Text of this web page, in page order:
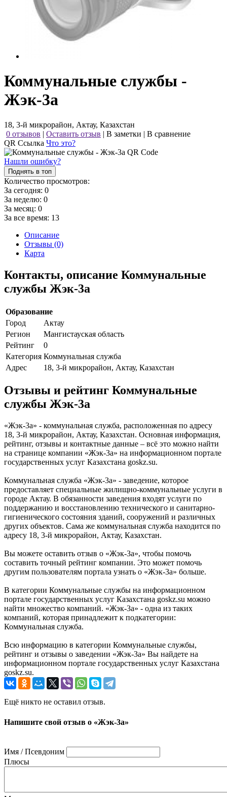
Коммунальные службы -
Жэк-3а
18, 3-й микрорайон, Актау, Казахстан
0 отзывов | Оставить отзыв | В заметки | В сравнение
QR Ссылка Что это?
Нашли ошибку?
Поднять в топ
Количество просмотров:
За сегодня: 0
За неделю: 0
За месяц: 0
За все время: 13
Описание
Отзывы (0)
Карта
Контакты, описание Коммунальные
службы Жэк-3а
Образование
Город
Актау
Регион
Мангистауская область
Рейтинг
0
Категория Коммунальная служба
Адрес
18, 3-й микрорайон, Актау, Казахстан
Отзывы и рейтинг Коммунальные
службы Жэк-3а
«Жэк-3а» - коммунальная служба, расположенная по адресу
18, 3-й микрорайон, Актау, Казахстан. Основная информация,
рейтинг, отзывы и контактные данные – всё это можно найти
на странице компании «Жэк-3а» на информационном портале
государственных услуг Казахстана goskz.su.
Коммунальная служба «Жэк-3а» - заведение, которое
предоставляет специальные жилищно-коммунальные услуги в
городе Актау. В обязанности заведения входят услуги по
поддержанию и восстановлению технического и санитарно-
гигиенического состояния зданий, сооружений и различных
других объектов. Сама же коммунальная служба находится по
адресу 18, 3-й микрорайон, Актау, Казахстан.
Вы можете оставить отзыв о «Жэк-3а», чтобы помочь
составить точный рейтинг компании. Это может помочь
другим пользователям портала узнать о «Жэк-3а» больше.
В категории Коммунальные службы на информационном
портале государственных услуг Казахстана goskz.su можно
найти множество компаний. «Жэк-3а» - одна из таких
компаний, которая принадлежит к подкатегории:
Коммунальная служба.
Всю информацию в категории Коммунальные службы,
рейтинг и отзывы о заведении «Жэк-3а» Вы найдете на
информационном портале государственных услуг Казахстана
goskz.su.
Ещё никто не оставил отзыв.
Напишите свой отзыв о «Жэк-3а»
Имя / Псевдоним
Плюсы